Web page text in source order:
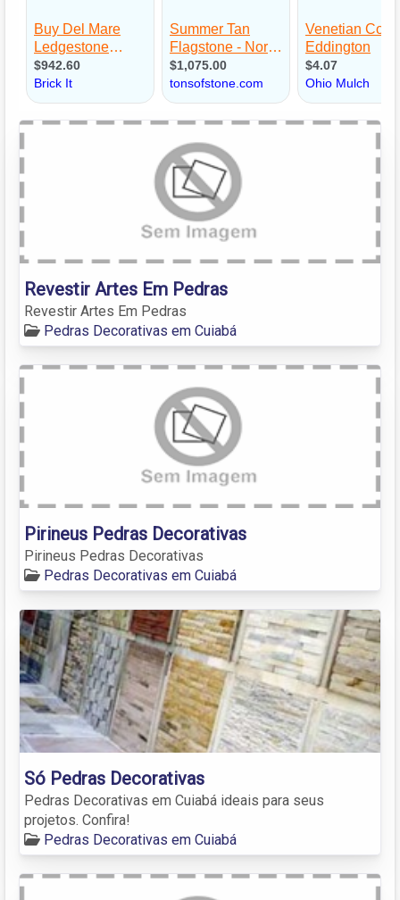
Revestir Artes Em Pedras
Revestir Artes Em Pedras
Pedras Decorativas em Cuiabá
Pirineus Pedras Decorativas
Pirineus Pedras Decorativas
Pedras Decorativas em Cuiabá
Só Pedras Decorativas
Pedras Decorativas em Cuiabá ideais para seus
projetos. Confira!
Pedras Decorativas em Cuiabá